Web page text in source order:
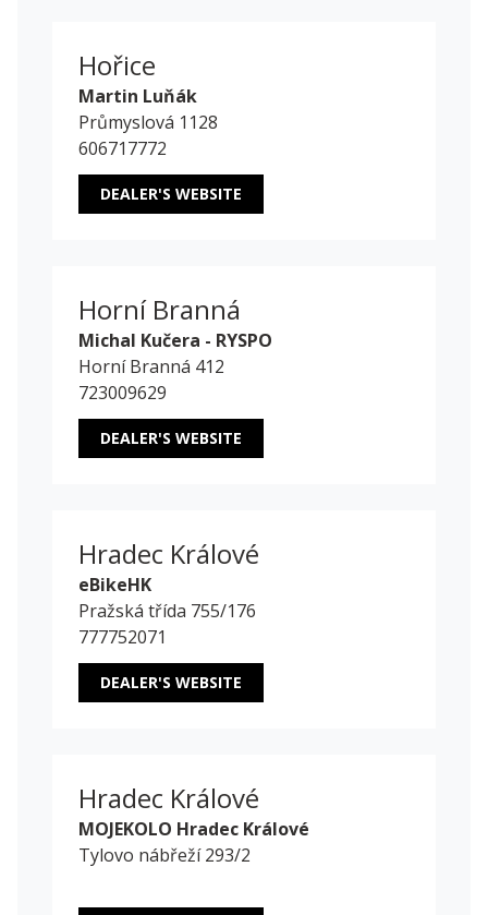
Hořice
Martin Luňák
Průmyslová 1128
606717772
DEALER'S WEBSITE
Horní Branná
Michal Kučera - RYSPO
Horní Branná 412
723009629
DEALER'S WEBSITE
Hradec Králové
eBikeHK
Pražská třída 755/176
777752071
DEALER'S WEBSITE
Hradec Králové
MOJEKOLO Hradec Králové
Tylovo nábřeží 293/2